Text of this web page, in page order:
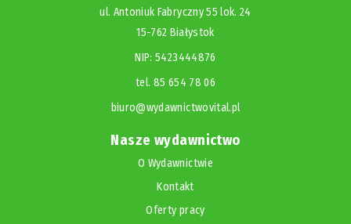
ul. Antoniuk Fabryczny 55 lok. 24
15-762 Białystok
NIP: 5423444876
tel. 85 654 78 06
biuro@wydawnictwovital.pl
Nasze wydawnictwo
O Wydawnictwie
Kontakt
Oferty pracy